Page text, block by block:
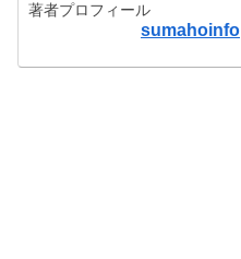
著者プロフィール
sumahoinfo